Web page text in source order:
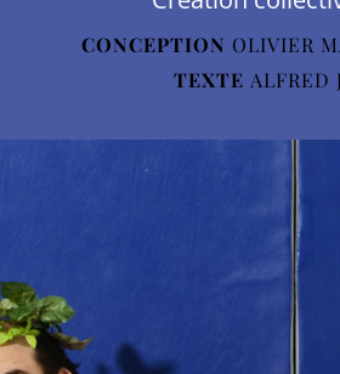
CONCEPTION OLIVIER
TEXTE ALFRED